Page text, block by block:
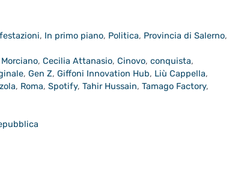
, In primo piano, Politica, Provincia di Salerno,
,Cecilia Attanasio,Cinovo,conquista,
, Gen Z, Giffoni Innovation Hub, Liù Cappella,
, Roma, Spotify, Tahir Hussain, Tamago Factory,